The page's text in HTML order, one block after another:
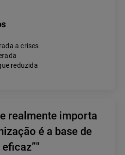
realmente importa
é a base de
a crises
reduzida